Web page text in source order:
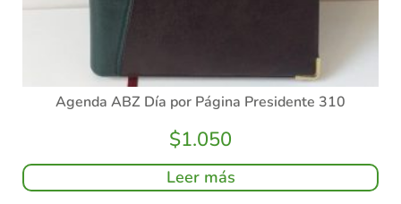
Agenda ABZ Día por Página Presidente 310
$1.050
Leer más